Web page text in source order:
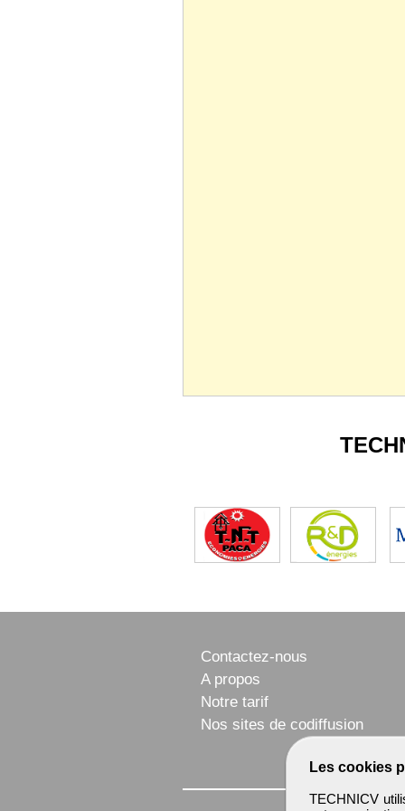
Les cookies
TECHNICV
Contactez-nous
A propos
Notre tarif
Nos sites de codiffusion